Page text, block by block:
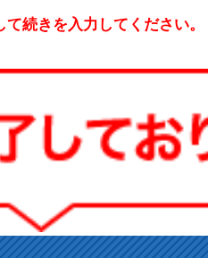
続きを入力してください。